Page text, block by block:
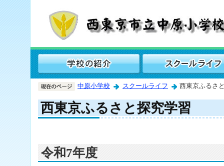
中原小学校 スクールライフ 西東京ふるさ
西東京ふるさと探究学習
令和7年度